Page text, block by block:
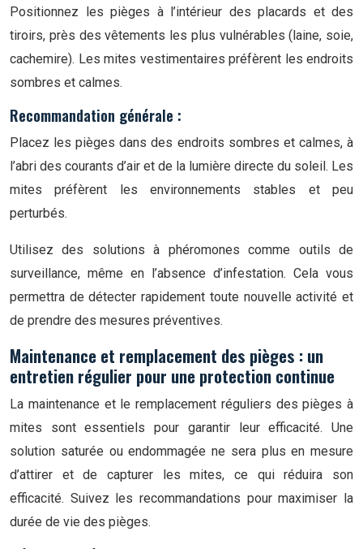
Positionnez les pièges à l’intérieur des placards et des
tiroirs, près des vêtements les plus vulnérables (laine, soie,
cachemire). Les mites vestimentaires préfèrent les endroits
sombres et calmes.
Recommandation générale :
Placez les pièges dans des endroits sombres et calmes, à
l’abri des courants d’air et de la lumière directe du soleil. Les
mites préfèrent les environnements stables et peu
perturbés.
Utilisez des solutions à phéromones comme outils de
surveillance, même en l’absence d’infestation. Cela vous
permettra de détecter rapidement toute nouvelle activité et
de prendre des mesures préventives.
Maintenance et remplacement des pièges : un
entretien régulier pour une protection continue
La maintenance et le remplacement réguliers des pièges à
mites sont essentiels pour garantir leur efficacité. Une
solution saturée ou endommagée ne sera plus en mesure
d’attirer et de capturer les mites, ce qui réduira son
efficacité. Suivez les recommandations pour maximiser la
durée de vie des pièges.